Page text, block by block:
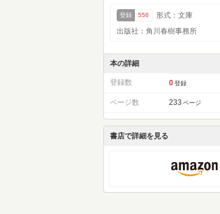
登録 556
形式：文庫
出版社：角川春樹事務所
本の詳細
登録数 0 登録
ページ数 233 ページ
書店で詳細を見る